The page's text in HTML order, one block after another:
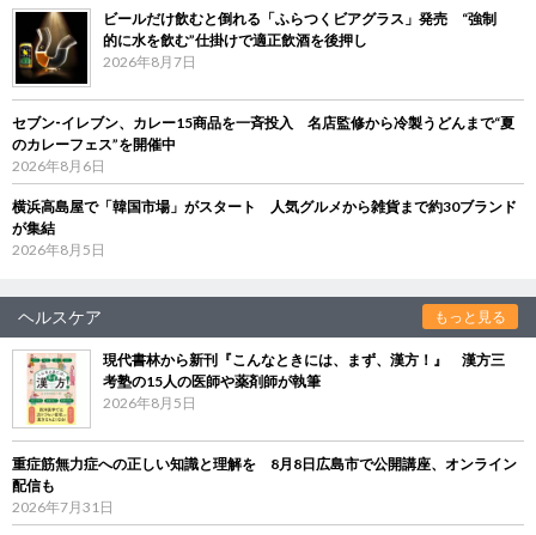
ビールだけ飲むと倒れる「ふらつくビアグラス」発売 “強制
的に水を飲む”仕掛けで適正飲酒を後押し
2026年8月7日
セブン‐イレブン、カレー15商品を一斉投入 名店監修から冷製うどんまで“夏
のカレーフェス”を開催中
2026年8月6日
横浜高島屋で「韓国市場」がスタート 人気グルメから雑貨まで約30ブランド
が集結
2026年8月5日
ヘルスケア もっと見る
現代書林から新刊『こんなときには、まず、漢方！』 漢方三
考塾の15人の医師や薬剤師が執筆
2026年8月5日
重症筋無力症への正しい知識と理解を 8月8日広島市で公開講座、オンライン
配信も
2026年7月31日